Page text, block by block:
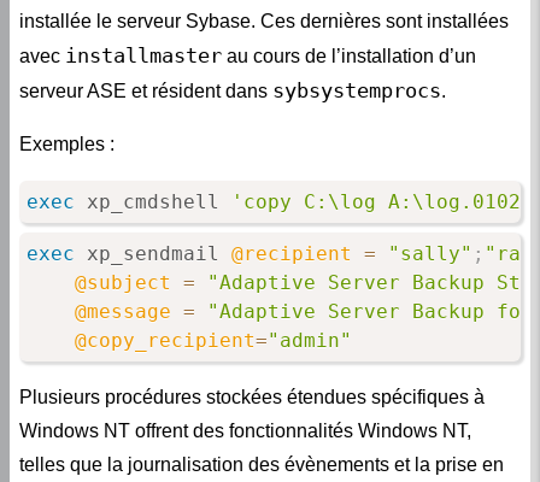
installée le serveur Sybase. Ces dernières sont installées
avec installmaster au cours de l’installation d’un
serveur ASE et résident dans sybsystemprocs.
Exemples :
exec xp_cmdshell 'copy C:\log A:\log.0102'
exec xp_sendmail @recipient = "sally" ;
@subject
=
"Adaptive Server Backup
@message =
"Adaptive Server Backup for
@copy_recipient="admin"
Plusieurs procédures stockées étendues spécifiques à
Windows NT offrent des fonctionnalités Windows NT,
telles que la journalisation des évènements et la prise en